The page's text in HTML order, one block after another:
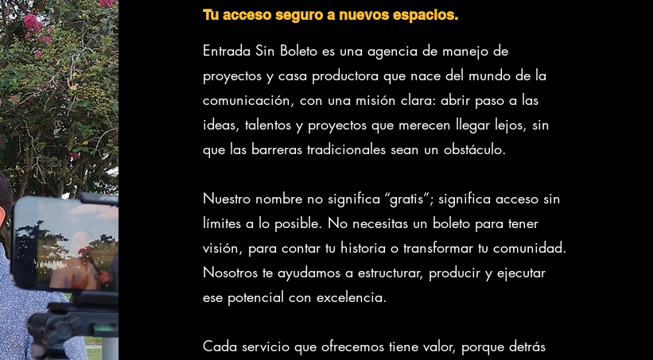
Tu acceso seguro a nuevos espacios.
Entrada Sin Boleto es una agencia de manejo de
proyectos y casa productora que nace del mundo de la
comunicación, con una misión clara: abrir paso a las
ideas, talentos y proyectos que merecen llegar lejos, sin
que las barreras tradicionales sean un obstáculo.
Nuestro nombre no significa “gratis”; significa acceso sin
límites a lo posible. No necesitas un boleto para tener
visión, para contar tu historia o transformar tu comunidad.
Nosotros te ayudamos a estructurar, producir y ejecutar
ese potencial con excelencia.
Cada servicio que ofrecemos tiene valor, porque detrás